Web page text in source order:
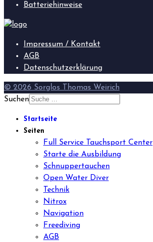
Batteriehinweise
Impressum / Kontakt
AGB
Datenschutzerklärung
© 2026 Sorglos Thomas Weirich
Suchen
Startseite
Seiten
Full Service Tauchsport Center
Starte die Ausbildung
Schnuppertauchen
Open Water Diver
Technik
Nitrox
Navigation
Freediving
AGB